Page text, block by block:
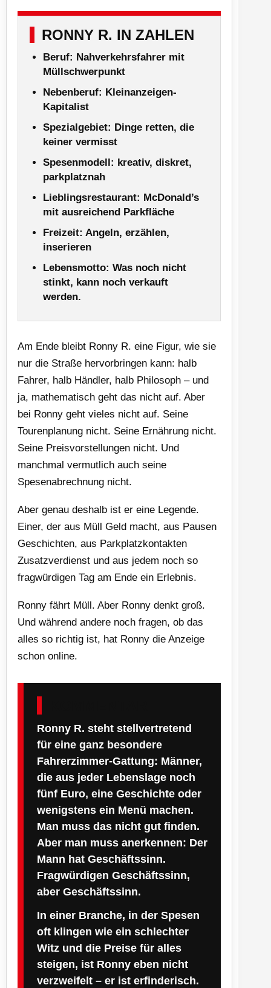
RONNY R. IN ZAHLEN
Beruf: Nahverkehrsfahrer mit
Müllschwerpunkt
Nebenberuf: Kleinanzeigen-
Kapitalist
Spezialgebiet: Dinge retten, die
keiner vermisst
Spesenmodell: kreativ, diskret,
parkplatznah
Lieblingsrestaurant: McDonald’s
mit ausreichend Parkfläche
Freizeit: Angeln, erzählen,
inserieren
Lebensmotto: Was noch nicht
stinkt, kann noch verkauft
werden.
Am Ende bleibt Ronny R. eine Figur, wie sie
nur die Straße hervorbringen kann: halb
Fahrer, halb Händler, halb Philosoph – und
ja, mathematisch geht das nicht auf. Aber
bei Ronny geht vieles nicht auf. Seine
Tourenplanung nicht. Seine Ernährung nicht.
Seine Preisvorstellungen nicht. Und
manchmal vermutlich auch seine
Spesenabrechnung nicht.
Aber genau deshalb ist er eine Legende.
Einer, der aus Müll Geld macht, aus Pausen
Geschichten, aus Parkplatzkontakten
Zusatzverdienst und aus jedem noch so
fragwürdigen Tag am Ende ein Erlebnis.
Ronny fährt Müll. Aber Ronny denkt groß.
Und während andere noch fragen, ob das
alles so richtig ist, hat Ronny die Anzeige
schon online.
Ronny R. steht stellvertretend
für eine ganz besondere
Fahrerzimmer-Gattung: Männer,
die aus jeder Lebenslage noch
fünf Euro, eine Geschichte oder
wenigstens ein Menü machen.
Man muss das nicht gut finden.
Aber man muss anerkennen: Der
Mann hat Geschäftssinn.
Fragwürdigen Geschäftssinn,
aber Geschäftssinn.
In einer Branche, in der Spesen
oft klingen wie ein schlechter
Witz und die Preise für alles
steigen, ist Ronny eben nicht
verzweifelt – er ist erfinderisch.